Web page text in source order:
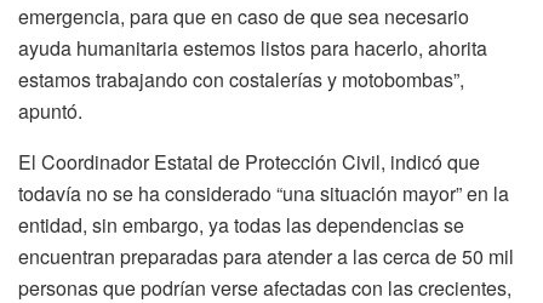
emergencia, para que en caso de que sea necesario
ayuda humanitaria estemos listos para hacerlo, ahorita
estamos trabajando con costalerías y motobombas”,
apuntó.
El Coordinador Estatal de Protección Civil, indicó que
todavía no se ha considerado “una situación mayor” en la
entidad, sin embargo, ya todas las dependencias se
encuentran preparadas para atender a las cerca de 50 mil
personas que podrían verse afectadas con las crecientes,